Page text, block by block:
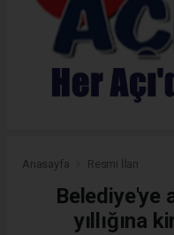
Anasayfa Resmi İlan
Belediye'ye
yıllığına